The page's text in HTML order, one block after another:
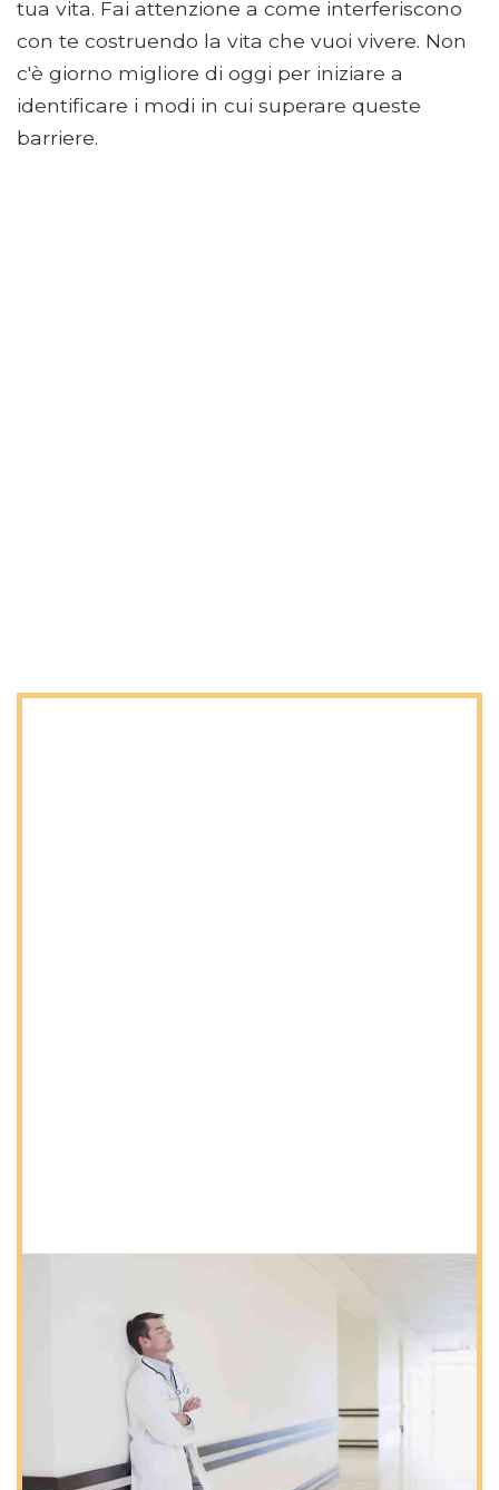
tua vita. Fai attenzione a come interferiscono
con te costruendo la vita che vuoi vivere. Non
c'è giorno migliore di oggi per iniziare a
identificare i modi in cui superare queste
barriere.